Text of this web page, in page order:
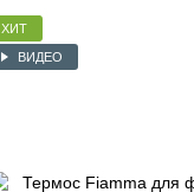
ХИТ
ВИДЕО